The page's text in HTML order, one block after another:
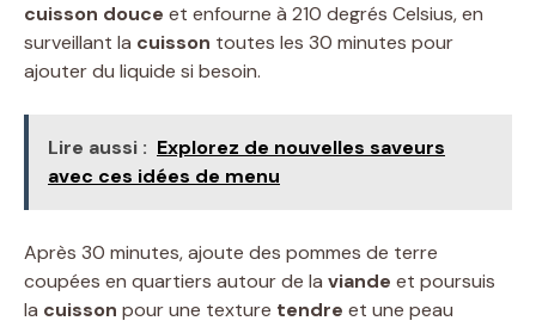
cuisson douce et enfourne à 210 degrés Celsius, en
surveillant la cuisson toutes les 30 minutes pour
ajouter du liquide si besoin.
Lire aussi : Explorez de nouvelles saveurs
avec ces idées de menu
Après 30 minutes, ajoute des pommes de terre
coupées en quartiers autour de la viande et poursuis
la cuisson pour une texture tendre et une peau